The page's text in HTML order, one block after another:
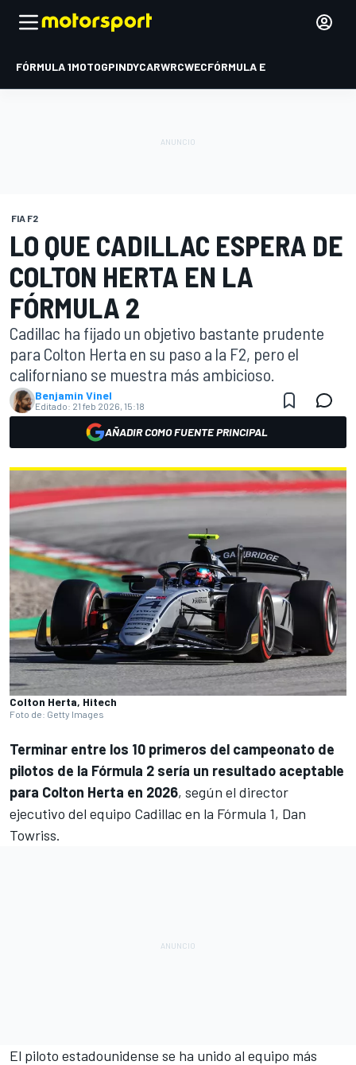
FÓRMULA 1MOTOGPINDYCARWRCWECFÓRMULA E
FIA F2
LO QUE CADILLAC ESPERA DE
COLTON HERTA EN LA
FÓRMULA 2
Cadillac ha fijado un objetivo bastante prudente
para Colton Herta en su paso a la F2, pero el
californiano se muestra más ambicioso.
Benjamin Vinel
Editado: 21 feb 2026, 15:18
AÑADIR COMO FUENTE PRINCIPAL
Colton Herta, Hitech
Foto de: Getty Images
Terminar entre los 10 primeros del campeonato de
pilotos de la Fórmula 2 sería un resultado aceptable
para Colton Herta en 2026, según el director
ejecutivo del equipo Cadillac en la Fórmula 1, Dan
Towriss.
El piloto estadounidense se ha unido al equipo más